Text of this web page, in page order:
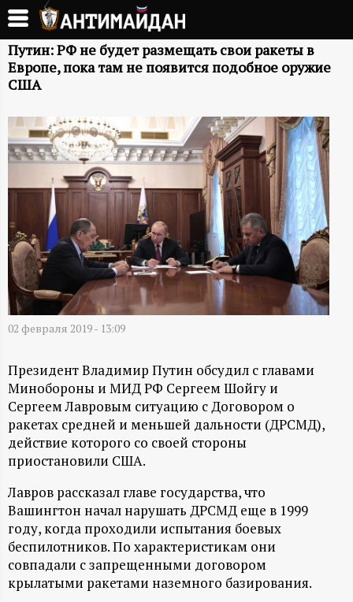
Перейти
основному
содержанию
А
Н
Т
И
М
А
Й
Д
Н
-
и
н
ф
о
Путин: РФ не будет размещать свои ракеты в
Европе, пока там не появится подобное оружие
США
02 февраля 2019 - 13:09
Президент Владимир Путин обсудил с главами
Минобороны и МИД РФ Сергеем Шойгу и
Сергеем Лавровым ситуацию с Договором о
ракетах средней и меньшей дальности (ДРСМД),
действие которого со своей стороны
приостановили США.
Лавров рассказал главе государства, что
Вашингтон начал нарушать ДРСМД еще в 1999
году, когда проходили испытания боевых
беспилотников. По характеристикам они
совпадали с запрещенными договором
крылатыми ракетами наземного базирования.